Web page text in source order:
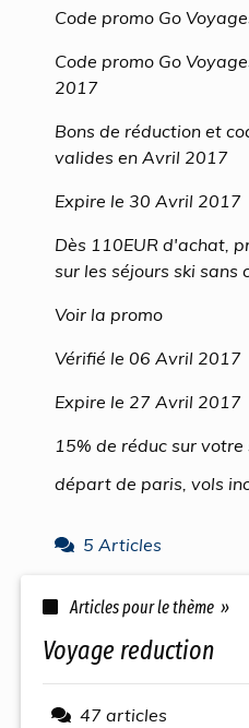
Code promo Go
Code promo Go
2017
Bons de réduction et
valides en Avril 2017
Expire le 30 Avril 2017
Dès 110EUR d'achat,
sur les séjours ski sans
Voir la promo
Vérifié le 06 Avril 2017
Expire le 27 Avril 2017
15% de réduc sur
départ de paris, vols
5 Articles
Articles pour le thème »
voyage reduction
47 articles